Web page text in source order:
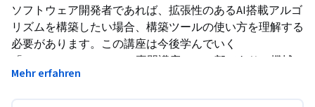
ソフトウェア開発者であれば、拡張性のあるAI搭載アルゴ
リズムを構築したい場合、構築ツールの使い方を理解する
必要があります。この講座は今後学んでいく
「TensorFlow in Practice 専門講座」の一部であり、機械
学習用の人気のオープンソースフレームワークである
Mehr erfahren